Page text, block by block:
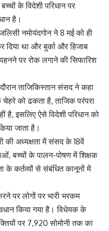
के विदेशी परिधान पर
है।
नमोयंदगोन ने 8 मई को ही
दिया था और बुर्का और हिजाब
पर रोक लगाने की सिफारिश
ताजिकिस्तान संसद ने कहा
चेहरे को ढकता है, ताजिक परंपरा
है, इसलिए ऐसे विदेशी परिधान को
जाता है।
की अध्यक्षता में संसद के 18वें
बच्चों के पालन-पोषण में शिक्षक
के कर्तव्यों से संबंधित कानूनों में
पर लोगों पर भारी भरकम
किया गया है। विधेयक के
पर 7,920 सोमोनी तक का